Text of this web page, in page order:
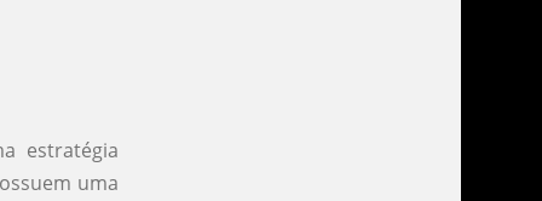
estratégia
uma